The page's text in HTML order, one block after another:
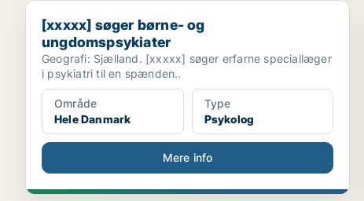
[xxxxx] søger børne- og ungdomspsykiater
[xxxxx] søger børne- og
ungdomspsykiater
Geografi: Sjælland. [xxxxx] søger erfarne speciallæger
i psykiatri til en spænden..
Område
Hele Danmark
Type
Psykolog
Mere info